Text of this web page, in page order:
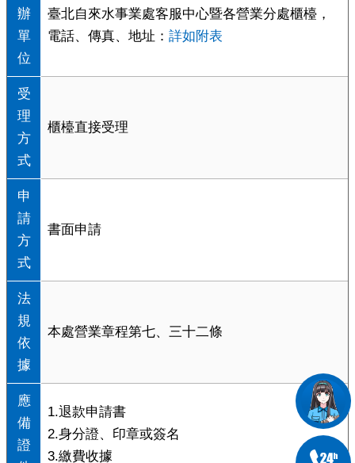
辦
單
位
臺北自來水事業處客服中心暨各營業分處櫃檯，
電話、傳真、地址： 詳如附表
受
理
方
式
櫃檯直接受理
申
請
方
式
書面申請
法
規
依
據
本處營業章程第七、三十二條
應
備
證
1.退款申請書
2.身分證、印章或簽名
3.繳費收據